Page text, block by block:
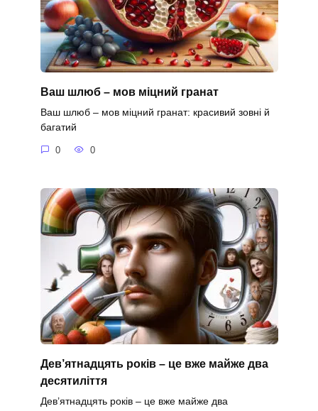
Ваш шлюб – мов міцний гранат
Ваш шлюб – мов міцний гранат: красивий зовні й
багатий
0 0
Дев’ятнадцять років – це вже майже два
десятиліття
Дев’ятнадцять років – це вже майже два